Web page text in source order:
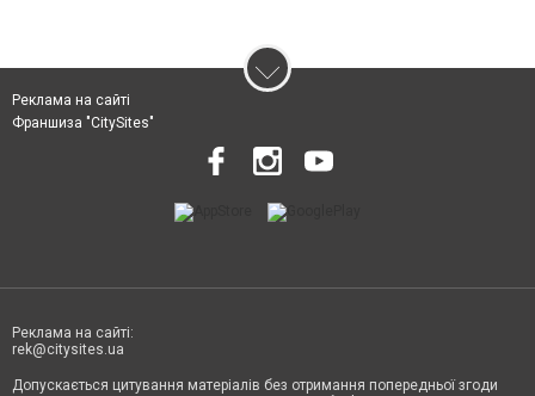
Реклама на сайті
Франшиза "CitySites"
Реклама на сайті:
rek@citysites.ua
Допускається цитування матеріалів без отримання попередньої згоди